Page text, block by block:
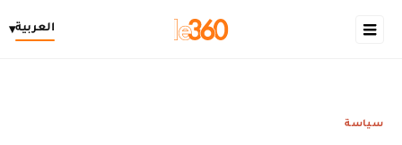
العربية▾
سياسة